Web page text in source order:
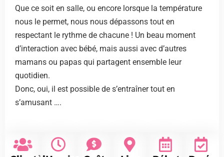
Que ce soit en salle, ou encore lorsque la température
nous le permet, nous nous dépassons tout en
respectant le rythme de chacune ! Un beau moment
d’interaction avec bébé, mais aussi avec d’autres
mamans ou papas qui partagent ensemble leur
quotidien.
Donc, oui, il est possible de s’entraîner tout en
s’amusant ….